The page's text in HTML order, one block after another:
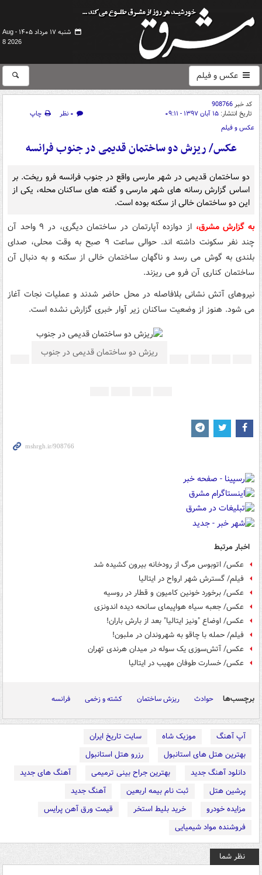
شنبه ۱۷ مرداد ۱۴۰۵ -
Aug
8 2026
عکس و فیلم
کد خبر908766
تاریخ انتشار: ۱۵ آبان ۱۳۹۷ - ۰۹:۱۱ ۰ نظر
چاپ
عکس و فیلم
عکس/ ریزش دو ساختمان قدیمی در جنوب فرانسه
دو ساختمان قدیمی در شهر مارسی واقع در جنوب فرانسه فرو ریخت. بر
اساس گزارش رسانه های شهر مارسی و گفته های ساکنان محله، یکی از
این دو ساختمان خالی از سکنه بوده است.
به گزارش مشرق،
از دوازده آپارتمان در ساختمان دیگری، در ۹ واحد آن
چند نفر سکونت داشته اند. حوالی ساعت ۹ صبح به وقت محلی، صدای
بلندی به گوش می رسد و ناگهان ساختمان خالی از سکنه و به دنبال آن
ساختمان کناری آن فرو می ریزند.
نیروهای آتش نشانی بلافاصله در محل حاضر شدند و عملیات نجات آغاز
می شود. هنوز از وضعیت ساکنان زیر آوار خبری گزارش نشده است.
ریزش دو ساختمان قدیمی در جنوب
اخبار مرتبط
عکس/ اتوبوس مرگ از رودخانه بیرون کشیده شد
فیلم/ گسترش شهر ارواح در ایتالیا
عکس/ برخورد خونین کامیون و قطار در روسیه
عکس/ جعبه سیاه هواپیمای سانحه دیده اندونزی
عکس/ اوضاع "ونیز ایتالیا" بعد از بارش باران!
فیلم/ حمله با چاقو به شهروندان در ملبون!
عکس/ آتش‌سوزی یک سوله در میدان هرندی تهران
عکس/ خسارت طوفان مهیب در ایتالیا
برچسب‌ها حوادث ریزش ساختمان کشته و زخمی فرانسه
آپ آهنگ موزیک شاه
سایت تاریخ ایران
بهترین هتل های استانبول
رزرو هتل استانبول
دانلود آهنگ جدید
بهترین جراح بینی ترمیمی
آهنگ های جدید
پرشین هتل
ثبت نام بیمه اربعین
آهنگ جدید
مزایده خودرو
خرید بلیط استخر
قیمت ورق آهن پرایس
فروشنده مواد شیمیایی
نظر شما